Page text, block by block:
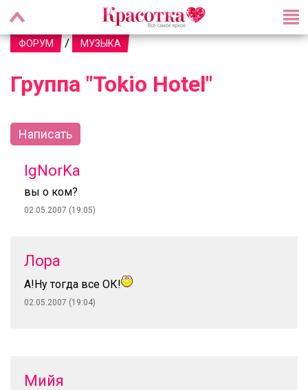
ФОРУМ / МУЗЫКА
Группа "Tokio Hotel"
Написать
IgNorKa
вы о ком?
02.05.2007 (19:05)
Лора
А!Ну тогда все ОК!
02.05.2007 (19:04)
Мийя